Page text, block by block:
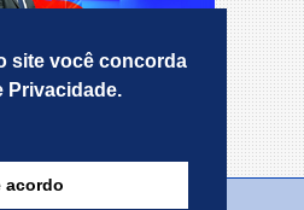
site você concorda
Privacidade.
acordo